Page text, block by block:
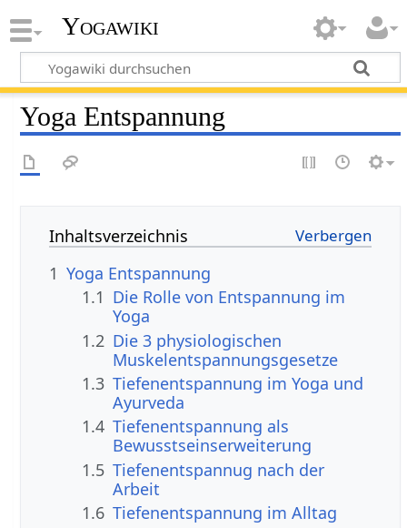
Yogawiki
Yoga Entspannung
Inhaltsverzeichnis
1 Yoga Entspannung
1.1 Die Rolle von Entspannung im
Yoga
1.2 Die 3 physiologischen
Muskelentspannungsgesetze
1.3 Tiefenentspannung im Yoga und
Ayurveda
1.4 Tiefenentspannung als
Bewusstseinserweiterung
1.5 Tiefenentspannug nach der
Arbeit
1.6 Tiefenentspannung im Alltag